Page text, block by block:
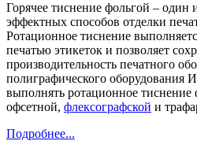
Горячее тиснение фольгой – один
эффектных способов отделки
Ротационное тиснение
печатью этикеток и позволяет
производительность печатного
полиграфического оборудования
выполнять ротационное тиснение
офсетной, флексографской и
Подробнее...